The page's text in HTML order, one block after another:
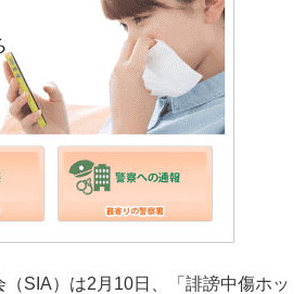
SIA）は2月10日、「誹謗中傷ホッ